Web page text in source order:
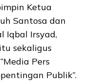
Ketua
Santosa dan
Iqbal Irsyad,
sekaligus
Pers
Publik”.